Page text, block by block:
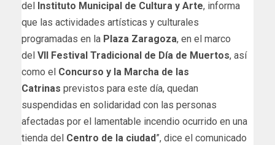
del
Instituto Municipal de Cultura y Arte, informa
que las actividades artísticas y culturales
programadas en la Plaza Zaragoza, en el marco
del VII Festival Tradicional de Día de Muertos, así
como el Concurso y la Marcha de las
Catrinas previstos para este día, quedan
suspendidas en solidaridad con las personas
afectadas por el lamentable incendio ocurrido en una
tienda del Centro de la ciudad”, dice el comunicado